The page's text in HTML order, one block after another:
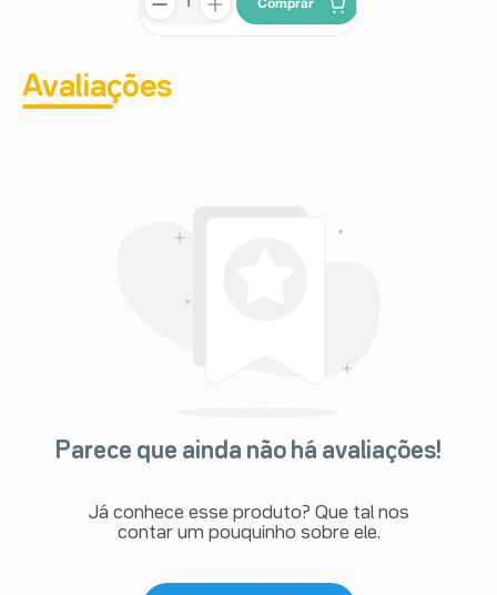
Comprar
Avaliações
Parece que ainda não há avaliações!
Já conhece esse produto? Que tal nos
contar um pouquinho sobre ele.